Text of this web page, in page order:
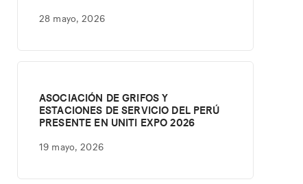
28 mayo, 2026
ASOCIACIÓN DE GRIFOS Y
ESTACIONES DE SERVICIO DEL PERÚ
PRESENTE EN UNITI EXPO 2026
19 mayo, 2026